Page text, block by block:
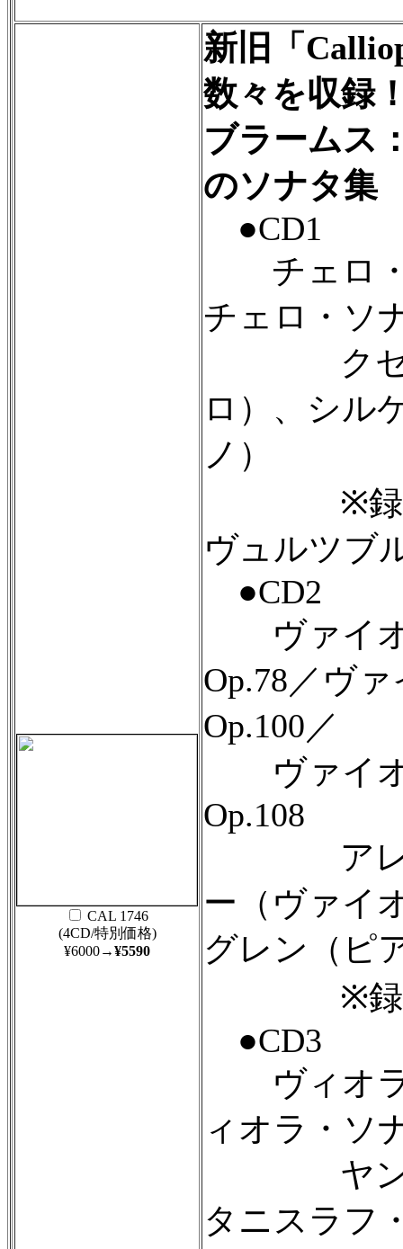
CAL 1746
(4CD/特別価格)
¥6000→¥5590
新旧「
数々を収録
ブラームス
のソナタ集
●CD1
チェロ・
チェロ・ソ
クセニ
ロ）、シル
ノ）
※録音（
ヴュルツブ
●CD2
ヴァイオ
Op.78／ヴ
Op.100／
ヴァイオ
Op.108
アレク
ー（ヴァイ
グレン（ピ
※録音：
●CD3
ヴィオラ
ィオラ・ソ
ヤン・
タニスラフ